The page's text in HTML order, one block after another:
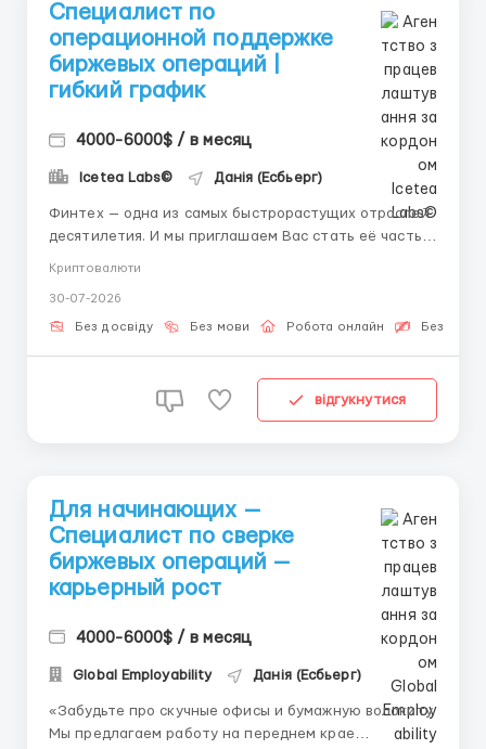
Специалист по
операционной поддержке
биржевых операций |
гибкий график
4000-6000$ / в месяц
Icetea Labs© Данія (Есбьерг)
Финтех — одна из самых быстрорастущих отраслей
десятилетия. И мы приглашаем Вас стать её частью.
цифровых финансов. Трейдеры принимают решения,
но именно операционные специалисты
Криптовалюти
30-07-2026
Без досвіду Без мови Робота онлайн
відгукнутися
Для начинающих —
Специалист по сверке
биржевых операций —
карьерный рост
4000-6000$ / в месяц
Global Employability Данія (Есбьерг)
«Забудьте про скучные офисы и бумажную волокиту.
Мы предлагаем работу на переднем крае